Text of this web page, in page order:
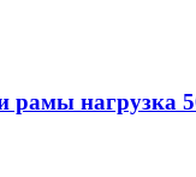
рамы нагрузка